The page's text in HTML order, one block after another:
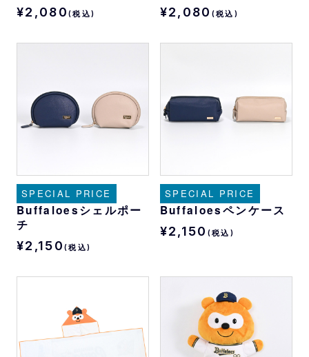
¥2,080 (税込) ¥2,080 (税込)
SPECIAL PRICE
Buffaloesシェルポー
チ
¥2,150 (税込)
SPECIAL PRICE
Buffaloesペンケース
¥2,150 (税込)